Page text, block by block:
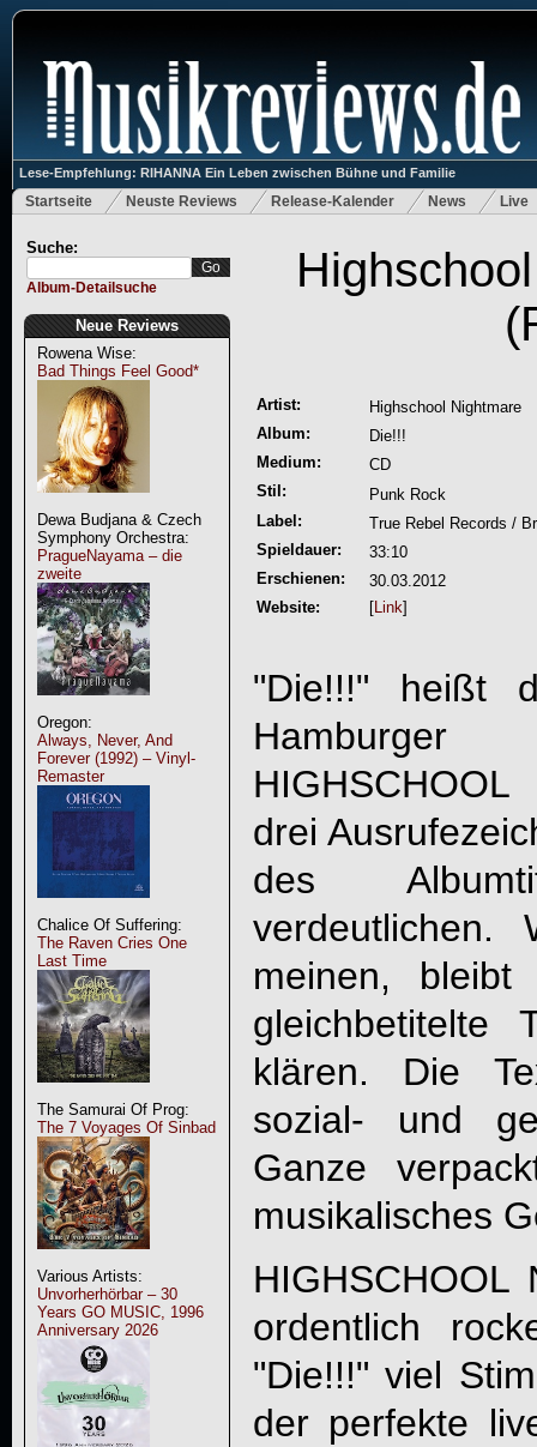
Lese-Empfehlung: RIHANNA Ein Leben zwischen Bühne und Familie
Startseite Neuste Reviews Release-Kalender News Live
Suche:
Album-Detailsuche
Neue Reviews
Rowena Wise:
Bad Things Feel Good*
Dewa Budjana & Czech
Symphony Orchestra:
PragueNayama – die
zweite
Oregon:
Always, Never, And
Forever (1992) – Vinyl-
Remaster
Chalice Of Suffering:
The Raven Cries One
Last Time
The Samurai Of Prog:
The 7 Voyages Of Sinbad
Various Artists:
Unvorherhörbar – 30
Years GO MUSIC, 1996
Anniversary 2026
Artist:
Highschool Nightmare
Album:
Die!!!
Medium:
CD
Stil:
Punk Rock
Label:
True Rebel Records /
Spieldauer:
33:10
Erschienen:
30.03.2012
Website:
[Link]
"Die!!!" heißt
HIGHSCHOOL
drei
des
meinen,
gleichbetitelte
klären. Die
sozial- und
Ganze
musikalisches
HIGHSCHOOL
ordentlich
"Die!!!" viel
der perfekte